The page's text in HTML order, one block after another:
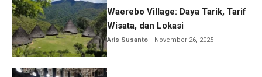
Waerebo Village: Daya Tarik, Tarif
Wisata, dan Lokasi
Aris Susanto November 26, 2025